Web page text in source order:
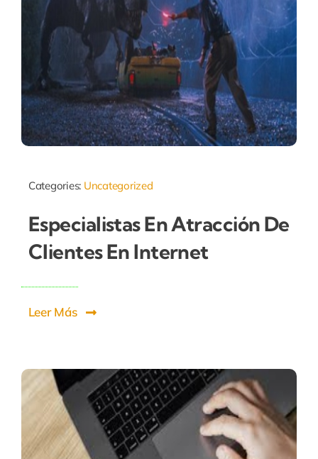
Categories: Uncategorized
Especialistas En Atracción De
Clientes En Internet
Leer Más